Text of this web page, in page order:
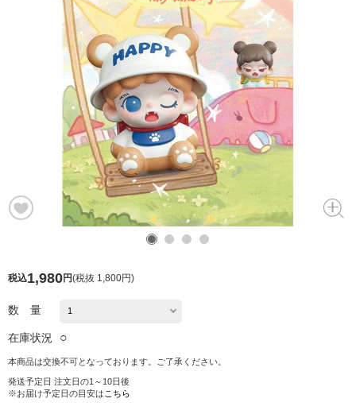
税込1,980円(税抜 1,800円)
数 量
在庫状況 ○
本商品は交換不可となっております。ご了承ください。
発送予定日 注文日の1～10日後
※お届け予定日の目安は こちら